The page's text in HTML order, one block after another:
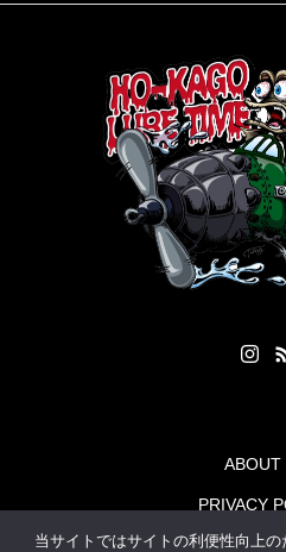
ABOUT
PRIVACY
当サイトではサイトの利便性向上